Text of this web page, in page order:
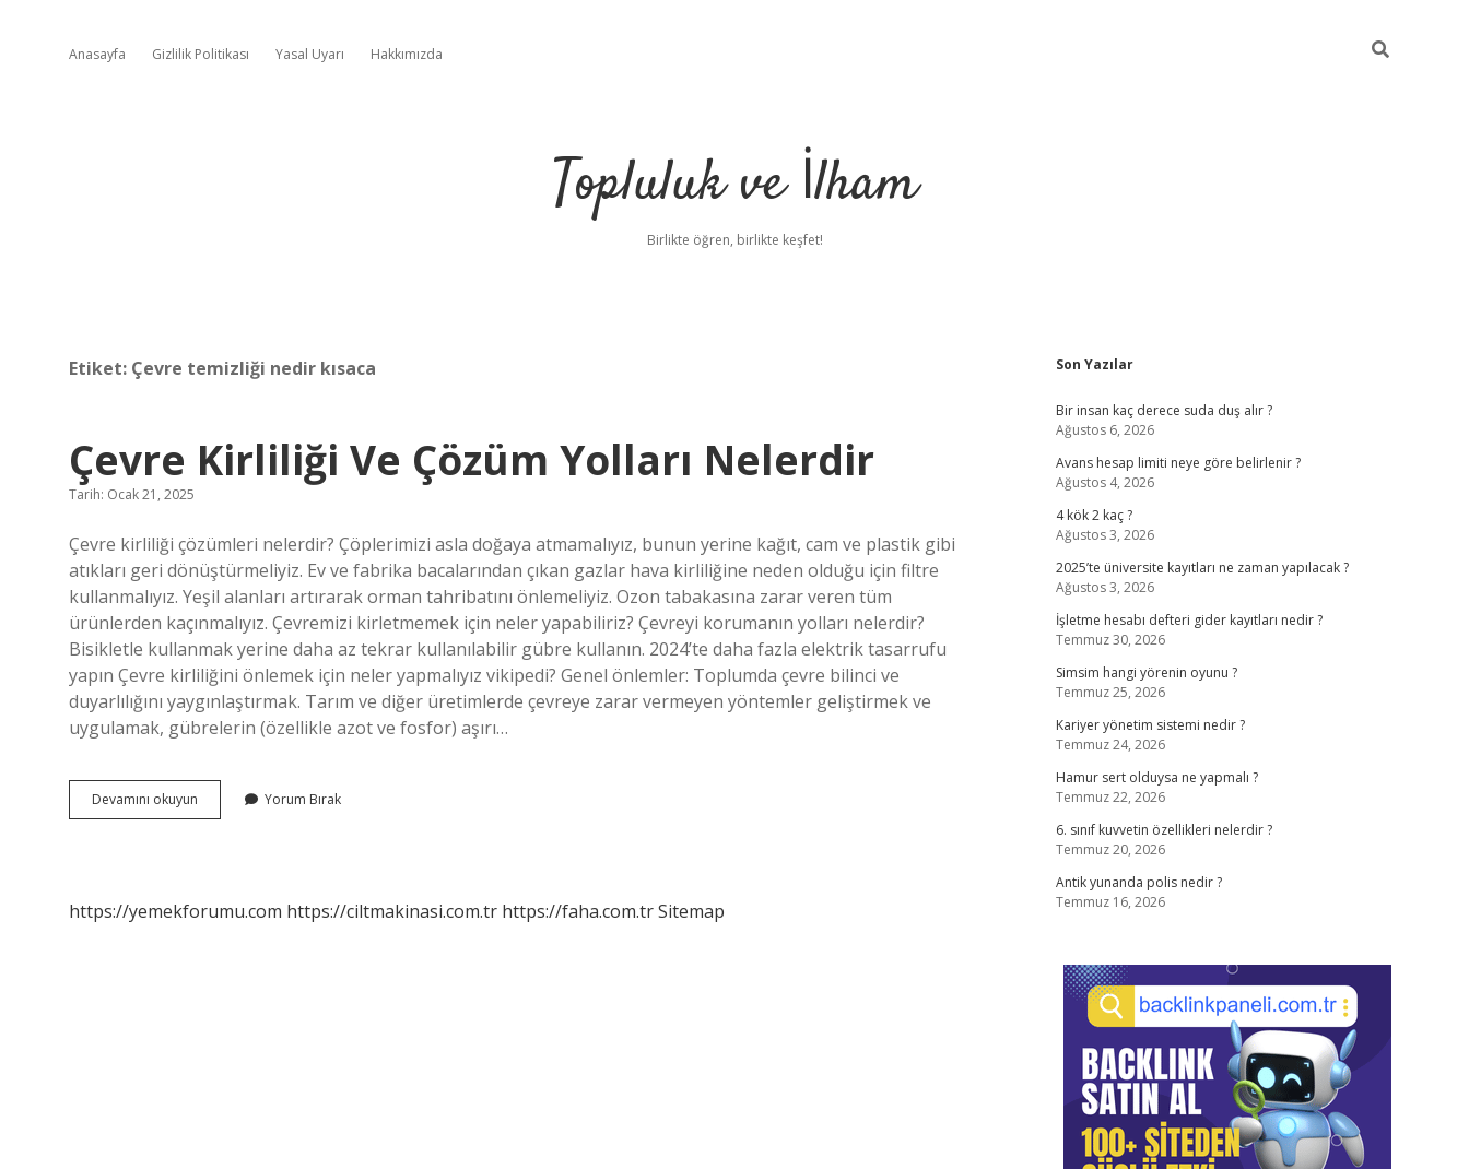
Anasayfa Gizlilik Politikası Yasal Uyarı Hakkımızda
Topluluk ve İlham
Birlikte öğren, birlikte keşfet!
Etiket: Çevre temizliği nedir kısaca
Çevre Kirliliği Ve Çözüm Yolları Nelerdir
Tarih: Ocak 21, 2025
Çevre kirliliği çözümleri nelerdir? Çöplerimizi asla doğaya atmamalıyız, bunun yerine kağıt, cam ve plastik gibi
atıkları geri dönüştürmeliyiz. Ev ve fabrika bacalarından çıkan gazlar hava kirliliğine neden olduğu için filtre
kullanmalıyız. Yeşil alanları artırarak orman tahribatını önlemeliyiz. Ozon tabakasına zarar veren tüm
ürünlerden kaçınmalıyız. Çevremizi kirletmemek için neler yapabiliriz? Çevreyi korumanın yolları nelerdir?
Bisikletle kullanmak yerine daha az tekrar kullanılabilir gübre kullanın. 2024’te daha fazla elektrik tasarrufu
yapın Çevre kirliliğini önlemek için neler yapmalıyız vikipedi? Genel önlemler: Toplumda çevre bilinci ve
duyarlılığını yaygınlaştırmak. Tarım ve diğer üretimlerde çevreye zarar vermeyen yöntemler geliştirmek ve
uygulamak, gübrelerin (özellikle azot ve fosfor) aşırı…
Devamını okuyun
Kirliliği
Yorum Bırak
https://yemekforumu.com https://ciltmakinasi.com.tr https://faha.com.trSitemap
Sidebar
Son Yazılar
Bir insan kaç derece suda duş alır ?
Ağustos 6, 2026
Avans hesap limiti neye göre belirlenir ?
Ağustos 4, 2026
4 kök 2 kaç ?
Ağustos 3, 2026
2025’te üniversite kayıtları ne zaman yapılacak ?
Ağustos 3, 2026
İşletme hesabı defteri gider kayıtları nedir ?
Temmuz 30, 2026
Simsim hangi yörenin oyunu ?
Temmuz 25, 2026
Kariyer yönetim sistemi nedir ?
Temmuz 24, 2026
Hamur sert olduysa ne yapmalı ?
Temmuz 22, 2026
6. sınıf kuvvetin özellikleri nelerdir ?
Temmuz 20, 2026
Antik yunanda polis nedir ?
Temmuz 16, 2026